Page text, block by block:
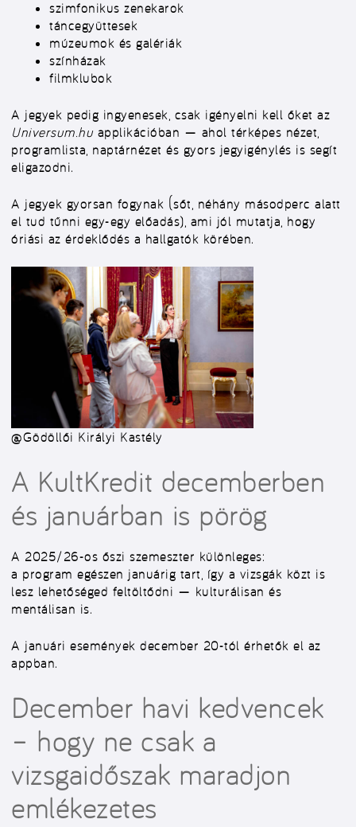
szimfonikus zenekarok
táncegyüttesek
múzeumok és galériák
színházak
filmklubok
A jegyek pedig ingyenesek, csak igényelni kell őket az
Universum.huapplikációban — ahol térképes nézet,
programlista, naptárnézet és gyors jegyigénylés is segít
eligazodni.
A jegyek gyorsan fogynak (sőt, néhány másodperc alatt
el tud tűnni egy-egy előadás), ami jól mutatja, hogy
óriási az érdeklődés a hallgatók körében.
@Gödöllői Királyi Kastély
A KultKredit decemberben
és januárban is pörög
A 2025/26-os őszi szemeszter különleges:
a program egészen januárig tart, így a vizsgák közt is
lesz lehetőséged feltöltődni — kulturálisan és
mentálisan is.
A januári események december 20-tól érhetők el az
appban.
December havi kedvencek
– hogy ne csak a
vizsgaidőszak maradjon
emlékezetes